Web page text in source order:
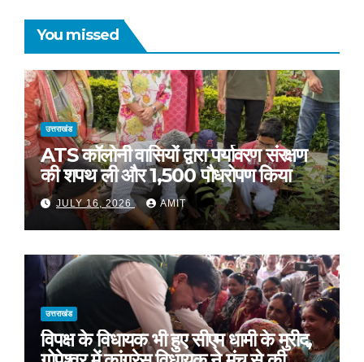
You missed
उत्तराखंड
ATS कॉलोनी वासियों द्वारा पर्यावरण संरक्षण
की शपथ ली और 1,500 पौधरोपण किया
JULY 16, 2026 AMIT
उत्तराखंड
विपक्ष के विधायक भी हुए सीएम धामी के मुरीद,